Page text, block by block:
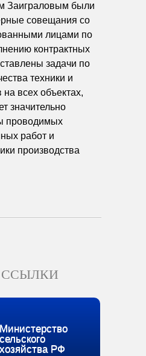
Заиграловым были
совещания со
лицами по
контрактных
задачи по
техники и
всех объектах,
значительно
проводимых
работ и
производства
Министерство
сельского
хозяйства РФ